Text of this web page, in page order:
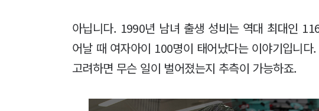
아닙니다. 1990년 남녀 출생 성비는 역대 최대인
어날 때 여자아이 100명이 태어났다는 이야기입니
고려하면 무슨 일이 벌어졌는지 추측이 가능하죠.